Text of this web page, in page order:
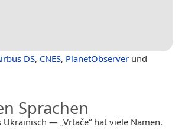
DS, CNES, PlanetObserver und
Sprachen
Ukrainisch — „Vrtače“ hat viele Namen.